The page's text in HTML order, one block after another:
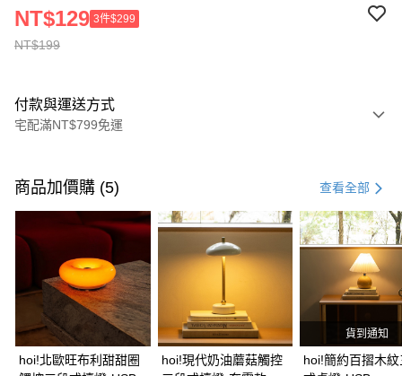
NT$199
NT$129 3件$299
付款與運送方式
宅配滿NT$799免運
信用卡一次付款
信用卡分期付款
3 期 0 利率 每期 21家銀行
合作金庫商業銀行
第一商業銀行
華南商業銀行
彰化商業銀行
上海商業儲蓄銀行
台北富邦商業銀行
國泰世華商業銀行
兆豐國際商業銀行
臺灣中小企業銀行
台中商業銀行
匯豐（台灣）商業銀行
華泰商業銀行
6 期 0 利率 每期NT$21 21家銀行
合作金庫商業銀行
第一商業銀行
華南商業銀行
彰化商業銀行
上海商業儲蓄銀行
台北富邦商業銀行
國泰世華商業銀行
兆豐國際商業銀行
LINE Pay
Apple Pay
商品加價購 (5) 查看全部
hoi!北歐旺布利甜甜圈
hoi!現代奶油蘑菇觸控
貨到通知
hoi!簡約百摺木